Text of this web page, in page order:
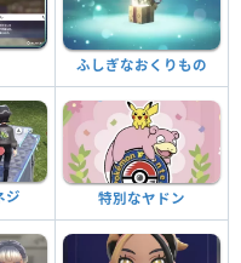
ふしぎなおくりもの
ジ 特別なヤドン